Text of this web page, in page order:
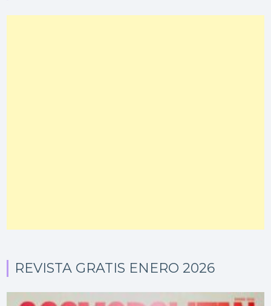
REVISTA GRATIS ENERO 2026